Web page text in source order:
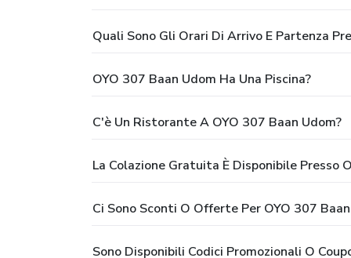
Quali Sono Gli Orari Di Arrivo E Partenza
OYO 307 Baan Udom Ha Una Piscina?
C'è Un Ristorante A OYO 307 Baan Udom?
La Colazione Gratuita È Disponibile Presso
Ci Sono Sconti O Offerte Per OYO 307
Sono Disponibili Codici Promozionali O